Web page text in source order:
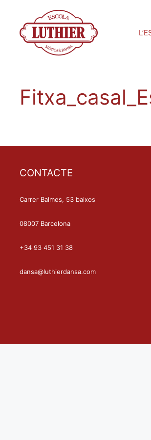
CONTACTE
Carrer Balmes, 53 baixos
08007 Barcelona
+34 93 451 31 38
dansa@luthierdansa.com